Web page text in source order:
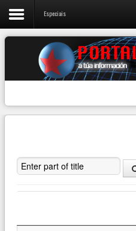
Especiais
Enter part of title